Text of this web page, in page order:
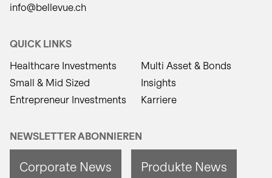
info@bellevue.ch
QUICK LINKS
Healthcare Investments
Small & Mid Sized
Entrepreneur Investments
Multi Asset & Bonds
Insights
Karriere
NEWSLETTER ABONNIEREN
Corporate News Produkte News